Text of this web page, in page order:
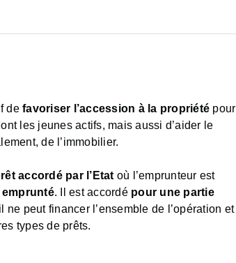
defavoriser l’accession à la propriété pour
les jeunes actifs, mais aussi d’aider le
de l’immobilier.
accordé par l’Etat où l’emprunteur est
emprunté. Il est accordé pour une partie
ne peut financer l’ensemble de l’opération et
types de prêts.